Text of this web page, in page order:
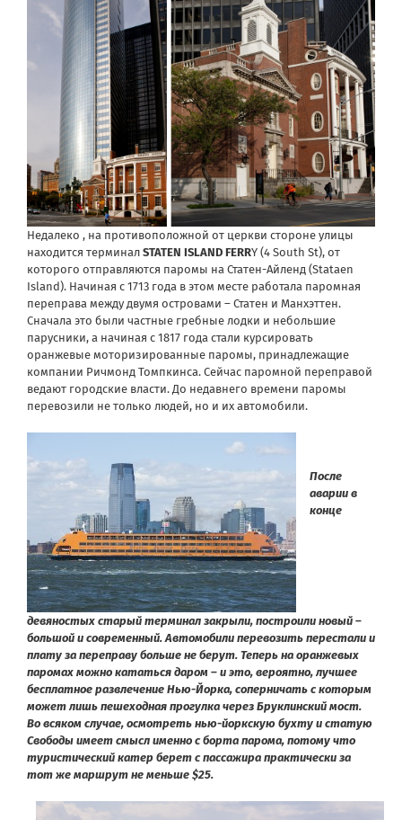
Недалеко , на противоположной от церкви стороне улицы
находится терминал STATEN ISLAND FERRY (4 South St), от
которого отправляются паромы на Статен-Айленд (Stataen
Island). Начиная с 1713 года в этом месте работала паромная
переправа между двумя островами – Статен и Манхэттен.
Сначала это были частные гребные лодки и небольшие
парусники, а начиная с 1817 года стали курсировать
оранжевые моторизированные паромы, принадлежащие
компании Ричмонд Томпкинса. Сейчас паромной переправой
ведают городские власти. До недавнего времени паромы
перевозили не только людей, но и их автомобили.
После
аварии в
конце
девяностых старый терминал закрыли, построили новый –
большой и современный. Автомобили перевозить перестали и
плату за переправу больше не берут. Теперь на оранжевых
паромах можно кататься даром – и это, вероятно, лучшее
бесплатное развлечение Нью-Йорка, соперничать с которым
может лишь пешеходная прогулка через Бруклинский мост.
Во всяком случае, осмотреть нью-йоркскую бухту и статую
Свободы имеет смысл именно с борта парома, потому что
туристический катер берет с пассажира практически за
тот же маршрут не меньше $25.